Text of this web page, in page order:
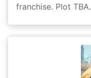
franchise. Plot TBA.